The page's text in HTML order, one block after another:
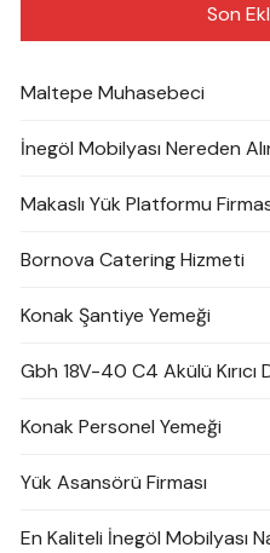
Son
Maltepe Muhasebeci
İnegöl Mobilyası Nereden
Makaslı Yük Platformu
Bornova Catering Hizmeti
Konak Şantiye Yemeği
Gbh 18V-40 C4 Akülü Kırıcı
Konak Personel Yemeği
Yük Asansörü Firması
En Kaliteli İnegöl Mobilyası